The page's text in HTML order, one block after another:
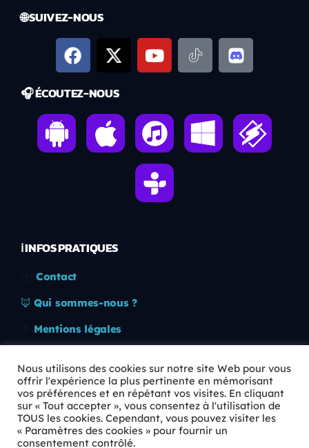
🌐 SUIVEZ-NOUS
🎧 ÉCOUTEZ-NOUS
ℹ️ INFOS PRATIQUES
Contact
🦊 Qui sommes-nous ?
Mentions légales
🛡️ RGPD
Copyright © 2026 Animkids. Tous droits réservés.
Nous utilisons des cookies sur notre site Web pour vous
offrir l'expérience la plus pertinente en mémorisant
vos préférences et en répétant vos visites. En cliquant
sur « Tout accepter », vous consentez à l'utilisation de
TOUS les cookies. Cependant, vous pouvez visiter les
« Paramètres des cookies » pour fournir un
consentement contrôlé.